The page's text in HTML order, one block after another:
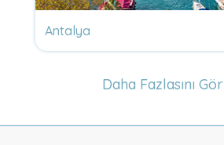
Antalya
Daha Fazlasını Gör